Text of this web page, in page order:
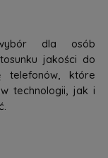
dla osób
jakości do
telefonów, które
technologii, jak i